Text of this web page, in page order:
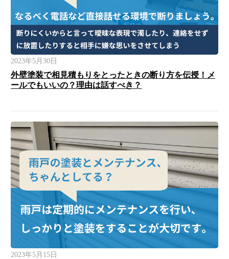
2023年5月30日
外壁塗装で相見積もりをとったときの断り方を伝授！メ
ールでもいいの？理由は話すべき？
2023年5月15日